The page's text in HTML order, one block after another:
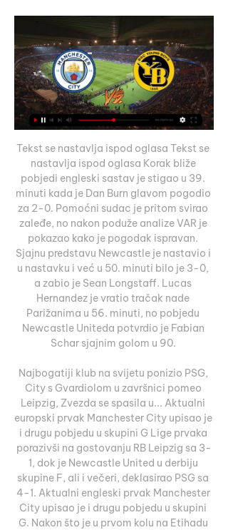
Tekst se nastavlja ispod oglasa Tekst se
nastavlja ispod oglasa Korak bliže
pobjedi engleski sastav je stigao u 39.
minuti kada je Dan Burn glavom pogodio
za 2-0. Pomoćni sudac je pritom svirao
zaleđe, no nakon poduže analize VAR je
pokazao kako je pogodak ispravan.
Sjajnu predstavu Newcastle je nastavio i
u nastavku i već u 50. minuti bilo je 3-0,
a zabio je Sean Longstaff. Lucas
Hernandez je vratio tračak nade
Parižanima u 56. minuti, no pobjedu
Newcastle Uniteda potvrdio je Fabian
Schar sjajnim golom u 90.
Najbogatiji klub na svijetu ponizio PSG,
City s Gvardiolom u završnici pomeo
Leipzig, Zvezda se spasila u... Aktualni
europski prvak Manchester City upisao je
i drugu pobjedu u skupini G Lige prvaka
porazivši na gostovanju RB Leipzig sa 3-
1, dok je Newcastle United u derbiju
skupine F, ali i večeri, deklasirao PSG sa
4-1. Aktualni engleski prvak Manchester
City upisao je i drugu pobjedu u skupini
G. Nakon što je u prvom kolu na Etihadu